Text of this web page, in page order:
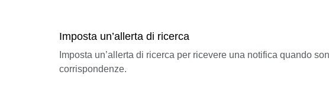
Imposta un’allerta di ricerca
Imposta un’allerta di ricerca per ricevere una notifica quando
corrispondenze.